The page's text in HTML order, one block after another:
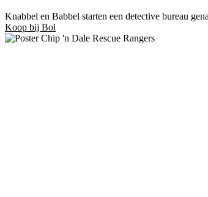
Knabbel en Babbel starten een detective bureau
Koop bij Bol